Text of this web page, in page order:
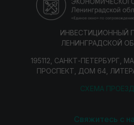
ИНВЕСТИЦИОННЫЙ
ЛЕНИНГРАДСКОЙ
195112, САНКТ-ПЕТЕРБУРГ,
ПРОСПЕКТ, ДОМ 64,
СХЕМА
Свяжитесь с